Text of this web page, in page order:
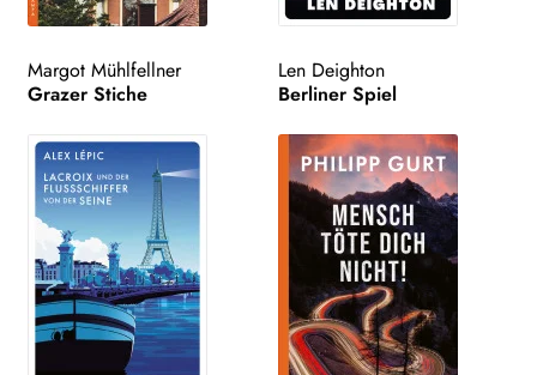
Search:
Margot Mühlfellner
Grazer Stiche
Len Deighton
Berliner Spiel